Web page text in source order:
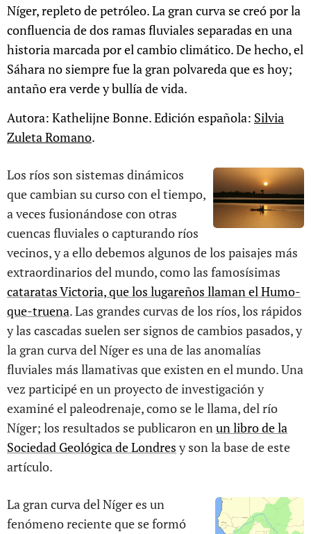
Níger, repleto de petróleo. La gran curva se creó por la
confluencia de dos ramas fluviales separadas en una
historia marcada por el cambio climático. De hecho, el
Sáhara no siempre fue la gran polvareda que es hoy;
antaño era verde y bullía de vida.
Autora: Kathelijne Bonne. Edición española: Silvia
Zuleta Romano.
Los ríos son sistemas dinámicos
que cambian su curso con el tiempo,
a veces fusionándose con otras
cuencas fluviales o capturando ríos
vecinos, y a ello debemos algunos de los paisajes más
extraordinarios del mundo, como las famosísimas
cataratas Victoria, que los lugareños llaman el Humo-
que-truena. Las grandes curvas de los ríos, los rápidos
y las cascadas suelen ser signos de cambios pasados, y
la gran curva del Níger es una de las anomalías
fluviales más llamativas que existen en el mundo. Una
vez participé en un proyecto de investigación y
examiné el paleodrenaje, como se le llama, del río
Níger; los resultados se publicaron enun libro de la
Sociedad Geológica de Londres y son la base de este
artículo.
La gran curva del Níger es un
fenómeno reciente que se formó